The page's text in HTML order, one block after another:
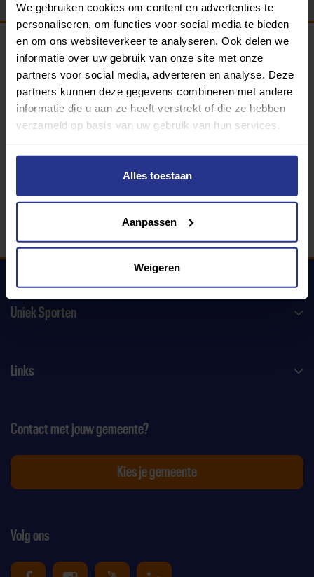
We gebruiken cookies om content en advertenties te
personaliseren, om functies voor social media te bieden
en om ons websiteverkeer te analyseren. Ook delen we
informatie over uw gebruik van onze site met onze
partners voor social media, adverteren en analyse. Deze
partners kunnen deze gegevens combineren met andere
informatie die u aan ze heeft verstrekt of die ze hebben
verzameld op basis van uw gebruik van hun services.
Alles toestaan
Aanpassen
Weigeren
Programma van:
340 gemeenten
Uniek Sporten
Links
Volg ons
Contact met jouw gemeente?
Kies je gemeente